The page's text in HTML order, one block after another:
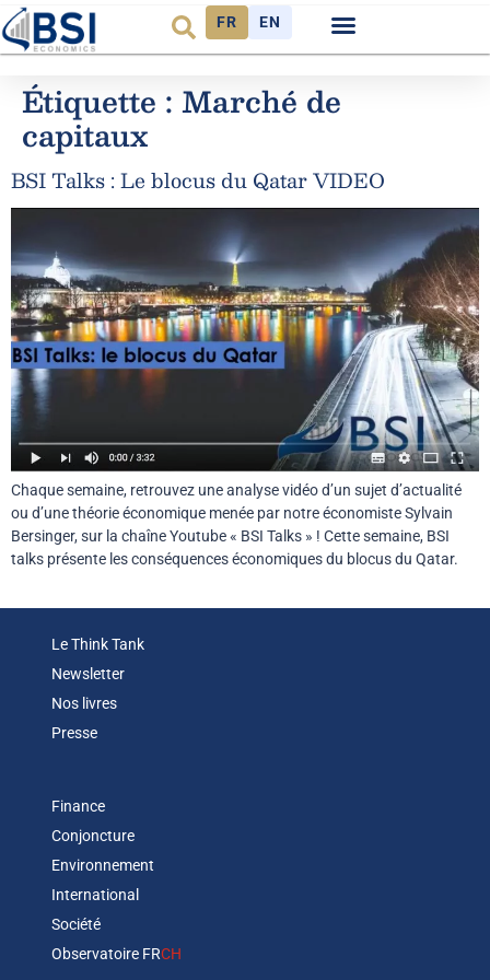
FR EN
Étiquette : Marché de
capitaux
BSI Talks : Le blocus du Qatar VIDEO
Chaque semaine, retrouvez une analyse vidéo d’un sujet d’actualité
ou d’une théorie économique menée par notre économiste Sylvain
Bersinger, sur la chaîne Youtube « BSI Talks » ! Cette semaine, BSI
talks présente les conséquences économiques du blocus du Qatar.
Le Think Tank
Newsletter
Nos livres
Presse
Finance
Conjoncture
Environnement
International
Société
Observatoire FRCH